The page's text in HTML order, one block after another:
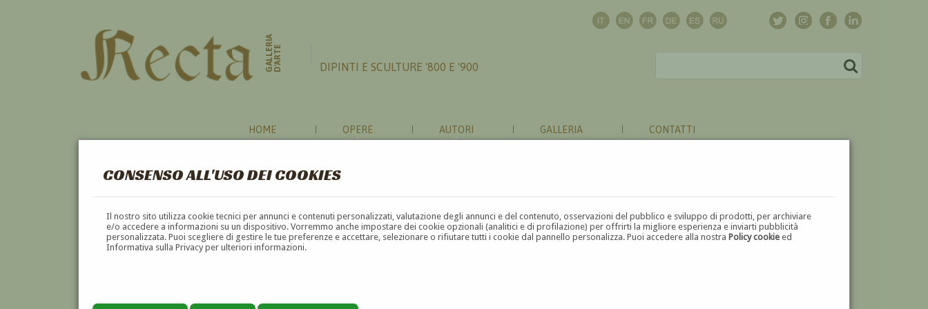
CONSENSO ALL'USO DEI COOKIES
Il nostro sito utilizza cookie tecnici per annunci e contenuti personalizzati, valutazione degli annunci e del contenuto, osservazioni del pubblico e sviluppo di prodotti, per archiviare
e/o accedere a informazioni su un dispositivo. Vorremmo anche impostare dei cookie opzionali (analitici e di profilazione) per offrirti la migliore esperienza e inviarti pubblicità
personalizzata. Puoi scegliere di gestire le tue preferenze e accettare, selezionare o rifiutare tutti i cookie dal pannello personalizza. Puoi accedere alla nostraPolicy cookie ed
Informativa sulla Privacy per ulteriori informazioni.
GALLERIAD'ARTE DIPINTI E SCULTURE '800 E '900
HOME OPERE AUTORI GALLERIA CONTATTI
AGRIGENTO
A B C D E F G H I J K L M N O P Q R S T U V W X Y Z ⬅